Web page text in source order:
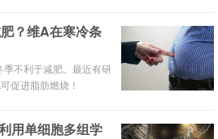
？维A在寒冷条
不利于减肥。最近有研
促进脂肪燃烧！
用单细胞多组学